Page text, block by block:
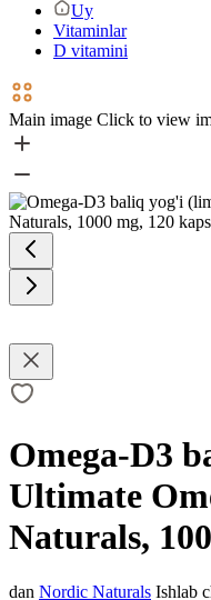
Uy
Vitaminlar
D vitamini
Main image Click to view
Omega-D3
Ultimate
Naturals,
dan Nordic Naturals Ishlab